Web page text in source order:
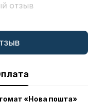
отзыв
«Нова пошта»